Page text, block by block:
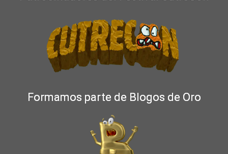
Formamos parte de Blogos de Oro